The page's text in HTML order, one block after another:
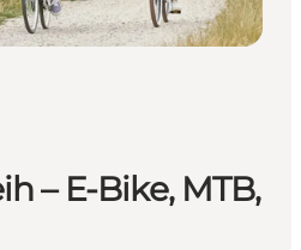
– E-Bike, MTB,